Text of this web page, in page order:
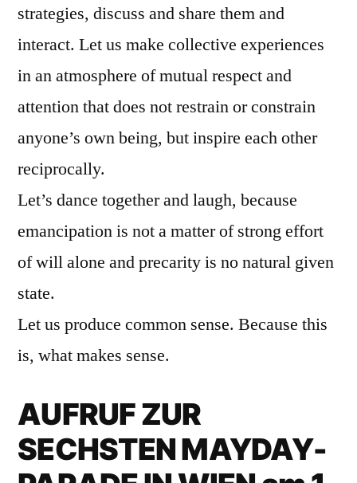
strategies, discuss and share them and
interact. Let us make collective experiences
in an atmosphere of mutual respect and
attention that does not restrain or constrain
anyone’s own being, but inspire each other
reciprocally.
Let’s dance together and laugh, because
emancipation is not a matter of strong effort
of will alone and precarity is no natural given
state.
Let us produce common sense. Because this
is, what makes sense.
AUFRUF ZUR
SECHSTEN MAYDAY-